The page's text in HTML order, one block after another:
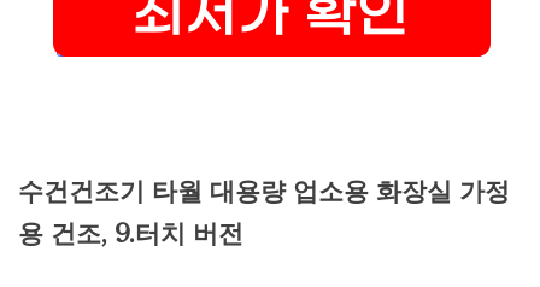
수건건조기 타월 대용량 업소용 화장실 가정
용 건조, 9.터치 버전